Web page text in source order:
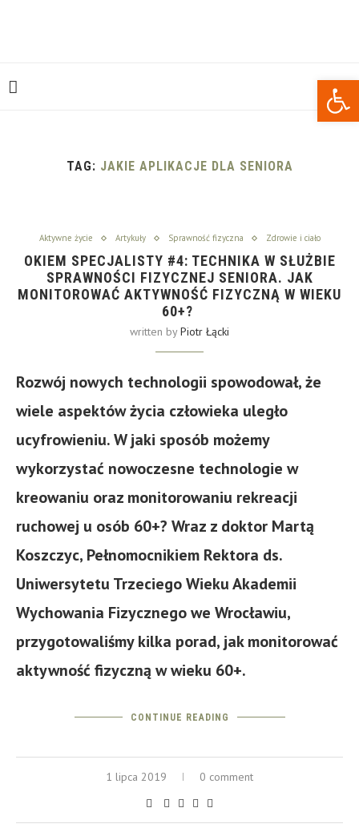
TAG: JAKIE APLIKACJE DLA SENIORA
Aktywne życie Artykuły Sprawność fizyczna Zdrowie i ciało
OKIEM SPECJALISTY #4: TECHNIKA W SŁUŻBIE
SPRAWNOŚCI FIZYCZNEJ SENIORA. JAK
MONITOROWAĆ AKTYWNOŚĆ FIZYCZNĄ W WIEKU
60+?
written byPiotr Łącki
Rozwój nowych technologii spowodował, że
wiele aspektów życia człowieka uległo
ucyfrowieniu. W jaki sposób możemy
wykorzystać nowoczesne technologie w
kreowaniu oraz monitorowaniu rekreacji
ruchowej u osób 60+? Wraz z doktor Martą
Koszczyc, Pełnomocnikiem Rektora ds.
Uniwersytetu Trzeciego Wieku Akademii
Wychowania Fizycznego we Wrocławiu,
przygotowaliśmy kilka porad, jak monitorować
aktywność fizyczną w wieku 60+.
CONTINUE READING
1 lipca 2019 0 comment